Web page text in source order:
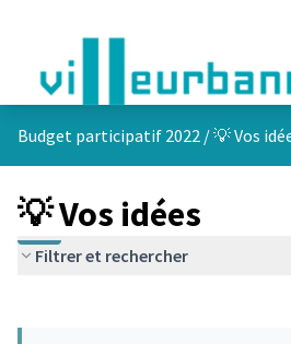
Budget participatif 2022 /💡 Vos
💡 Vos idées
Filtrer et rechercher